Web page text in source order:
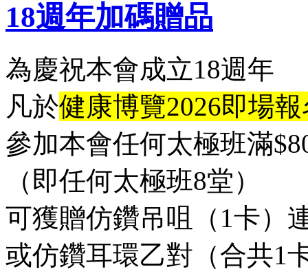
18週年加碼贈品
為慶祝本會成立18週年
凡於健康博覽2026即場
參加本會任何太極班滿
（即任何太極班8堂）
可獲贈仿鑽吊咀（1卡）
或仿鑽耳環乙對（合共1